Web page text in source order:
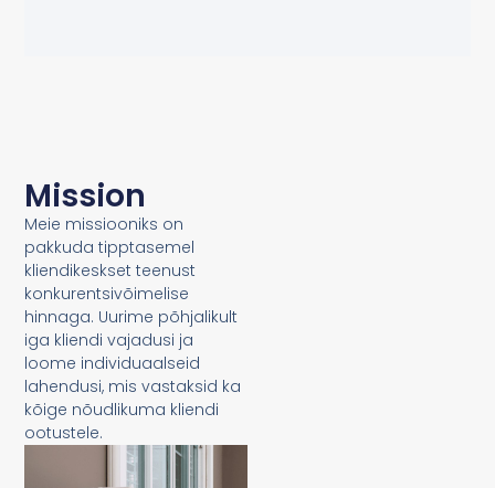
Mission
Meie missiooniks on
pakkuda tipptasemel
kliendikeskset teenust
konkurentsivõimelise
hinnaga. Uurime põhjalikult
iga kliendi vajadusi ja
loome individuaalseid
lahendusi, mis vastaksid ka
kõige nõudlikuma kliendi
ootustele.